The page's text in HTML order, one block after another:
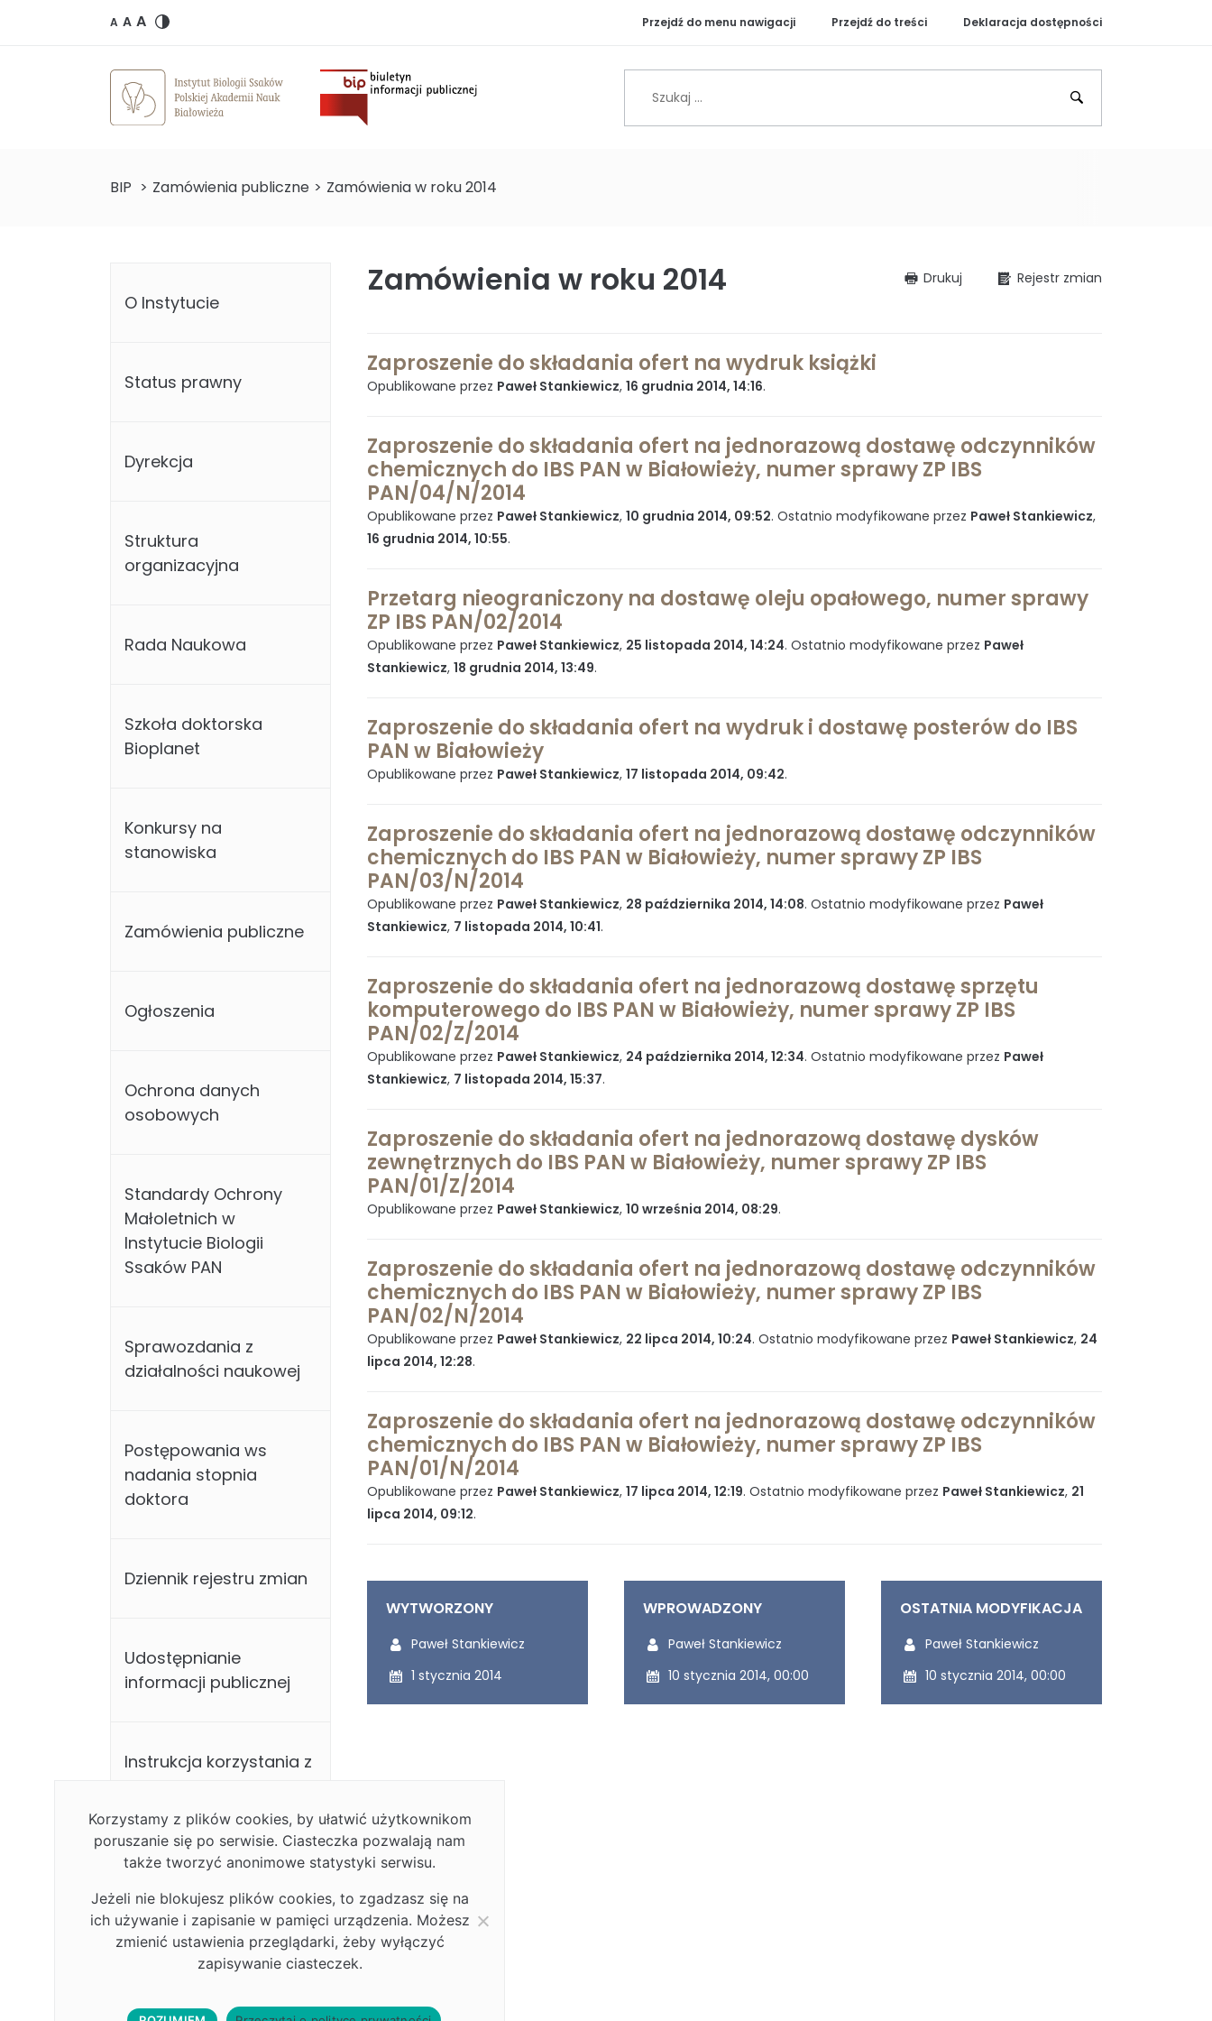
A A A Przejdź do menu nawigacji Przejdź do treści Deklaracja dostępności
Biuletyn Informacji Publicznej IBS PAN
Strona podmiotowa IBS PAN BIP Szukaj
BIP > Zamówienia publiczne > Zamówienia w roku 2014
O Instytucie
Status prawny
Dyrekcja
Struktura
organizacyjna
Rada Naukowa
Szkoła doktorska
Bioplanet
Konkursy na
stanowiska
Zamówienia publiczne
Ogłoszenia
Ochrona danych
osobowych
Standardy Ochrony
Małoletnich w
Instytucie Biologii
Ssaków PAN
Sprawozdania z
działalności naukowej
Postępowania ws
nadania stopnia
doktora
Dziennik rejestru zmian
Udostępnianie
informacji publicznej
Instrukcja korzystania z
Mapa serwisu
Kontakt
Zamówienia w roku 2014 Drukuj Rejestr zmian
Zaproszenie do składania ofert na wydruk książki
Opublikowane przez Paweł Stankiewicz, 16 grudnia 2014, 14:16.
Zaproszenie do składania ofert na jednorazową dostawę odczynników
chemicznych do IBS PAN w Białowieży, numer sprawy ZP IBS
PAN/04/N/2014
Opublikowane przez Paweł Stankiewicz, 10 grudnia 2014, 09:52. Ostatnio modyfikowane przez Paweł Stankiewicz,
16 grudnia 2014, 10:55.
Przetarg nieograniczony na dostawę oleju opałowego, numer sprawy
ZP IBS PAN/02/2014
Opublikowane przez Paweł Stankiewicz, 25 listopada 2014, 14:24. Ostatnio modyfikowane przez Paweł
Stankiewicz, 18 grudnia 2014, 13:49.
Zaproszenie do składania ofert na wydruk i dostawę posterów do IBS
PAN w Białowieży
Opublikowane przez Paweł Stankiewicz, 17 listopada 2014, 09:42.
Zaproszenie do składania ofert na jednorazową dostawę odczynników
chemicznych do IBS PAN w Białowieży, numer sprawy ZP IBS
PAN/03/N/2014
Opublikowane przez Paweł Stankiewicz, 28 października 2014, 14:08. Ostatnio modyfikowane przez Paweł
Stankiewicz, 7 listopada 2014, 10:41.
Zaproszenie do składania ofert na jednorazową dostawę sprzętu
komputerowego do IBS PAN w Białowieży, numer sprawy ZP IBS
PAN/02/Z/2014
Opublikowane przez Paweł Stankiewicz, 24 października 2014, 12:34. Ostatnio modyfikowane przez Paweł
Stankiewicz, 7 listopada 2014, 15:37.
Zaproszenie do składania ofert na jednorazową dostawę dysków
zewnętrznych do IBS PAN w Białowieży, numer sprawy ZP IBS
PAN/01/Z/2014
Opublikowane przez Paweł Stankiewicz, 10 września 2014, 08:29.
Zaproszenie do składania ofert na jednorazową dostawę odczynników
chemicznych do IBS PAN w Białowieży, numer sprawy ZP IBS
PAN/02/N/2014
Opublikowane przez Paweł Stankiewicz, 22 lipca 2014, 10:24. Ostatnio modyfikowane przez Paweł Stankiewicz, 24
lipca 2014, 12:28.
Zaproszenie do składania ofert na jednorazową dostawę odczynników
chemicznych do IBS PAN w Białowieży, numer sprawy ZP IBS
PAN/01/N/2014
Opublikowane przez Paweł Stankiewicz, 17 lipca 2014, 12:19. Ostatnio modyfikowane przez Paweł Stankiewicz, 21
lipca 2014, 09:12.
WYTWORZONY
Wytworzony przez:
Paweł Stankiewicz
Wytworzony dnia:
1 stycznia 2014
WPROWADZONY
Udostępniony przez:
Paweł Stankiewicz
Udostępniony dnia:
10 stycznia 2014, 00:00
OSTATNIA MODYFIKACJA
Ostatnio modyfikowany przez:
Paweł Stankiewicz
Ostatnio zmodyfikowany dnia:
10 stycznia 2014, 00:00
Korzystamy z plików cookies, by ułatwić użytkownikom
poruszanie się po serwisie. Ciasteczka pozwalają nam
także tworzyć anonimowe statystyki serwisu.
Jeżeli nie blokujesz plików cookies, to zgadzasz się na
ich używanie i zapisanie w pamięci urządzenia. Możesz
zmienić ustawienia przeglądarki, żeby wyłączyć
zapisywanie ciasteczek.